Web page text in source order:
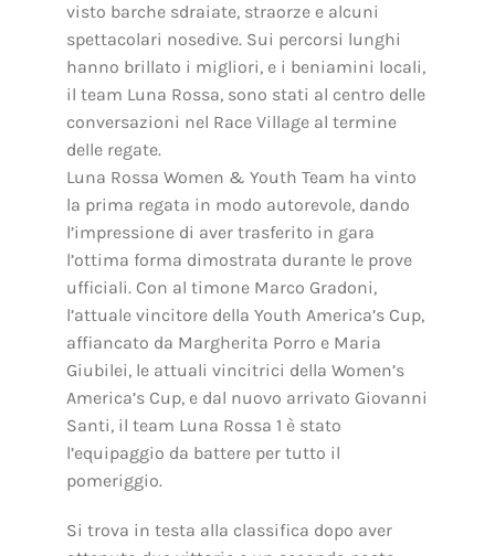
visto barche sdraiate, straorze e alcuni
spettacolari nosedive. Sui percorsi lunghi
hanno brillato i migliori, e i beniamini locali,
il team Luna Rossa, sono stati al centro delle
conversazioni nel Race Village al termine
delle regate.
Luna Rossa Women & Youth Team ha vinto
la prima regata in modo autorevole, dando
l’impressione di aver trasferito in gara
l’ottima forma dimostrata durante le prove
ufficiali. Con al timone Marco Gradoni,
l’attuale vincitore della Youth America’s Cup,
affiancato da Margherita Porro e Maria
Giubilei, le attuali vincitrici della Women’s
America’s Cup, e dal nuovo arrivato Giovanni
Santi, il team Luna Rossa 1 è stato
l’equipaggio da battere per tutto il
pomeriggio.
Si trova in testa alla classifica dopo aver